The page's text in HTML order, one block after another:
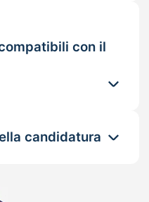
con il
candidatura